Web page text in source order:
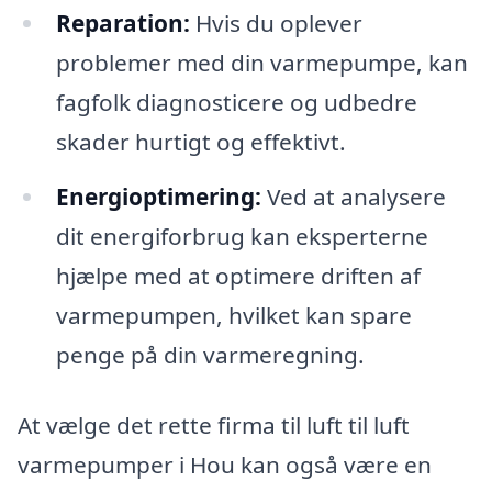
Reparation: Hvis du oplever
problemer med din varmepumpe, kan
fagfolk diagnosticere og udbedre
skader hurtigt og effektivt.
Energioptimering: Ved at analysere
dit energiforbrug kan eksperterne
hjælpe med at optimere driften af
varmepumpen, hvilket kan spare
penge på din varmeregning.
At vælge det rette firma til luft til luft
varmepumper i Hou kan også være en